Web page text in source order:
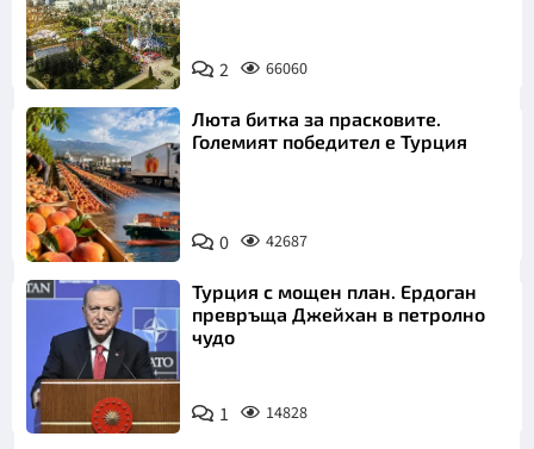
2 66060
Люта битка за прасковите.
Големият победител е Турция
0 42687
Турция с мощен план. Ердоган
превръща Джейхан в петролно
чудо
1 14828